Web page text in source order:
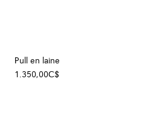
Pull en laine
1.350,00C$